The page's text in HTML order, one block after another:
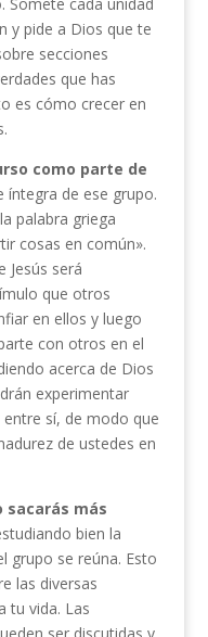
y pide a Dios que te
secciones
que has
es cómo crecer en
como parte de
íntegra de ese grupo.
palabra griega
cosas en común».
Jesús será
que otros
en ellos y luego
con otros en el
acerca de Dios
experimentar
sí, de modo que
de ustedes en
sacarás más
bien la
grupo se reúna. Esto
las diversas
tu vida. Las